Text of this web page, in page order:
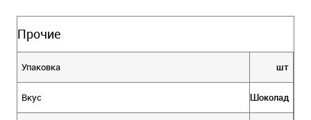
Прочие
Упаковка шт
Вкус Шоколад